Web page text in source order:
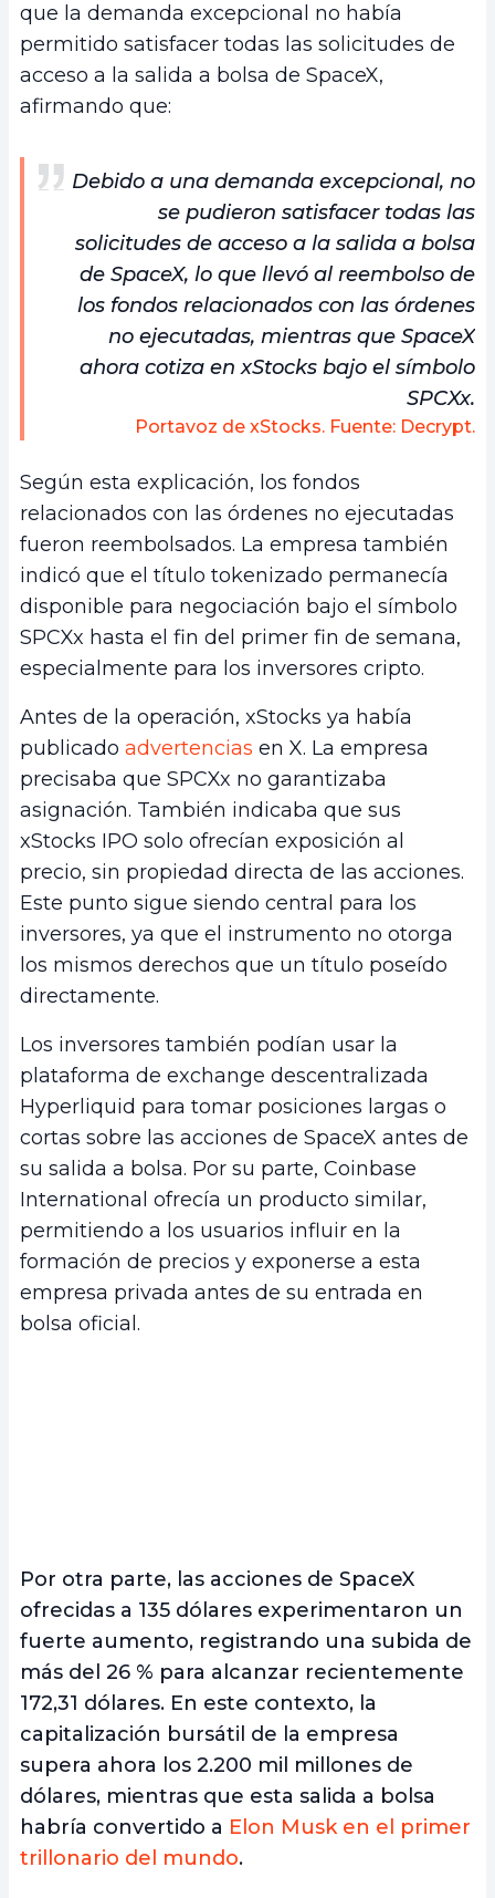
que la demanda excepcional no había
permitido satisfacer todas las solicitudes de
acceso a la salida a bolsa de SpaceX,
afirmando que:
Debido a una demanda excepcional, no
se pudieron satisfacer todas las
solicitudes de acceso a la salida a bolsa
de SpaceX, lo que llevó al reembolso de
los fondos relacionados con las órdenes
no ejecutadas, mientras que SpaceX
ahora cotiza en xStocks bajo el símbolo
SPCXx.
Portavoz de xStocks. Fuente: Decrypt.
Según esta explicación, los fondos
relacionados con las órdenes no ejecutadas
fueron reembolsados. La empresa también
indicó que el título tokenizado permanecía
disponible para negociación bajo el símbolo
SPCXx hasta el fin del primer fin de semana,
especialmente para los inversores cripto.
Antes de la operación, xStocks ya había
publicado advertencias en X. La empresa
precisaba que SPCXx no garantizaba
asignación. También indicaba que sus
xStocks IPO solo ofrecían exposición al
precio, sin propiedad directa de las acciones.
Este punto sigue siendo central para los
inversores, ya que el instrumento no otorga
los mismos derechos que un título poseído
directamente.
Los inversores también podían usar la
plataforma de exchange descentralizada
Hyperliquid para tomar posiciones largas o
cortas sobre las acciones de SpaceX antes de
su salida a bolsa. Por su parte, Coinbase
International ofrecía un producto similar,
permitiendo a los usuarios influir en la
formación de precios y exponerse a esta
empresa privada antes de su entrada en
bolsa oficial.
Por otra parte, las acciones de SpaceX
ofrecidas a 135 dólares experimentaron un
fuerte aumento, registrando una subida de
más del 26 % para alcanzar recientemente
172,31 dólares. En este contexto, la
capitalización bursátil de la empresa
supera ahora los 2.200 mil millones de
dólares, mientras que esta salida a bolsa
habría convertido a Elon Musk en el primer
trillonario del mundo.